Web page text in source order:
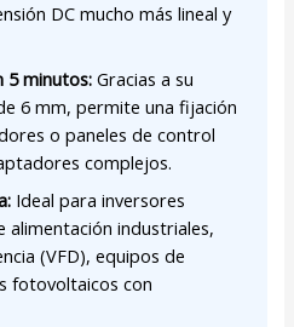
DC mucho más lineal y
5 minutos: Gracias a su
6 mm, permite una fijación
o paneles de control
complejos.
Ideal para inversores
alimentación industriales,
(VFD), equipos de
fotovoltaicos con